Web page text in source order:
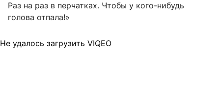
Раз на раз в перчатках. Чтобы у кого-нибудь
голова отпала!»
Не удалось загрузить VIQEO